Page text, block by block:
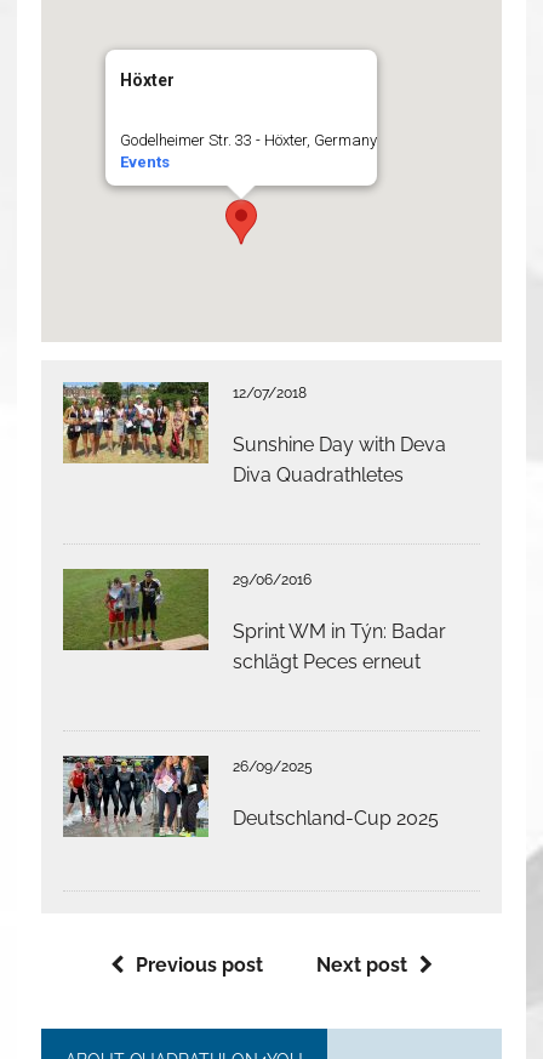
Höxter
Godelheimer Str. 33 - Höxter, Germany
Events
12/07/2018
Sunshine Day with Deva
Diva Quadrathletes
29/06/2016
Sprint WM in Týn: Badar
schlägt Peces erneut
26/09/2025
Deutschland-Cup 2025
Previous post Next post